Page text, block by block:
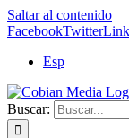
Saltar al contenido
FacebookTwitter
Esp
Buscar: